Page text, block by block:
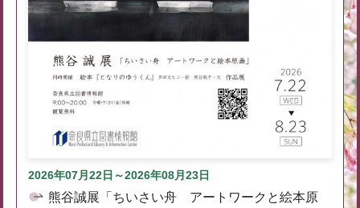
2026年07月22日～2026年08月23日
熊谷誠展「ちいさい舟 アートワークと絵本原